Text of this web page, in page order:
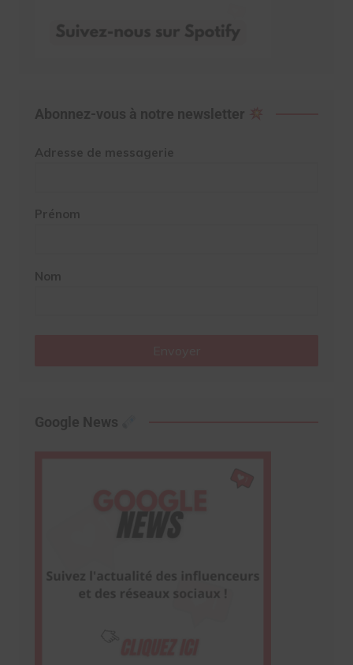
Abonnez-vous à notre newsletter
Adresse de messagerie
Prénom
Nom
Google News